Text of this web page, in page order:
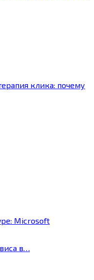
клика: почему
Microsoft
в…